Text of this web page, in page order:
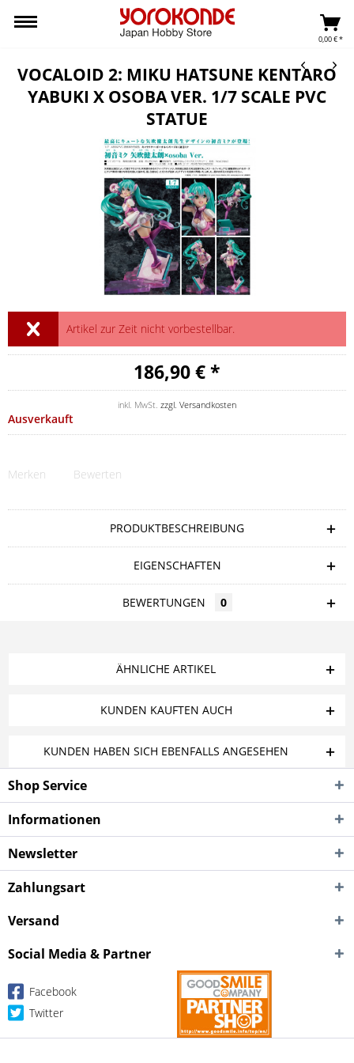
0,00 € *
VOCALOID 2: MIKU HATSUNE KENTARO
YABUKI X OSOBA VER. 1/7 SCALE PVC
STATUE
Artikel zur Zeit nicht vorbestellbar.
186,90 € *
inkl. MwSt. zzgl. Versandkosten
Ausverkauft
Merken Bewerten
PRODUKTBESCHREIBUNG
EIGENSCHAFTEN
BEWERTUNGEN 0
ÄHNLICHE ARTIKEL
KUNDEN KAUFTEN AUCH
KUNDEN HABEN SICH EBENFALLS ANGESEHEN
Shop Service
Informationen
Newsletter
Zahlungsart
Versand
Social Media & Partner
Facebook
Twitter